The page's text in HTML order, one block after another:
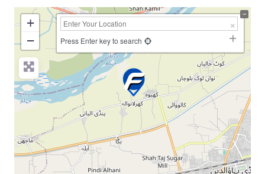
+
−
Press Enter key to search